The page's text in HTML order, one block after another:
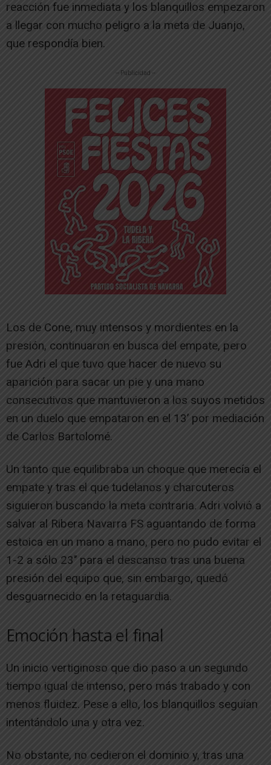
reacción fue inmediata y los blanquillos empezaron
a llegar con mucho peligro a la meta de Juanjo,
que respondía bien.
-- Publicidad --
Los de Cone, muy intensos y mordientes en la
presión, continuaron en busca del empate, pero
fue Adri el que tuvo que hacer de nuevo su
aparición para sacar un pie y una mano
consecutivos que mantuvieron a los suyos metidos
en un duelo que empataron en el 13’ por mediación
de Carlos Bartolomé.
Un tanto que equilibraba un choque que merecía el
empate y tras el que tudelanos y charcuteros
siguieron buscando la meta contraria. Adri volvió a
salvar al Ribera Navarra FS aguantando de forma
estoica en un mano a mano, pero no pudo evitar el
1-2 a sólo 23’’ para el descanso tras una buena
presión del equipo que, sin embargo, quedó
desguarnecido en la retaguardia.
Emoción hasta el final
Un inicio vertiginoso que dio paso a un segundo
tiempo igual de intenso, pero más trabado y con
menos fluidez. Pese a ello, los blanquillos seguían
intentándolo una y otra vez.
No obstante, no cedieron el dominio y, tras una